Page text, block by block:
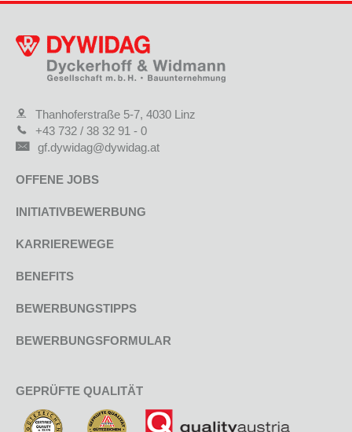
Thanhoferstraße 5-7, 4030 Linz
+43 732 / 38 32 91 - 0
gf.dywidag@dywidag.at
OFFENE JOBS
INITIATIVBEWERBUNG
KARRIEREWEGE
BENEFITS
BEWERBUNGSTIPPS
BEWERBUNGSFORMULAR
GEPRÜFTE QUALITÄT